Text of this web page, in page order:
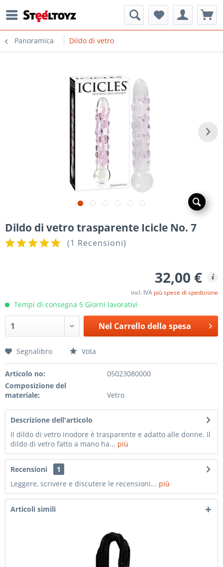
Panoramica Dildo di vetro
Dildo di vetro trasparente Icicle No. 7
(1 Recensioni)
32,00 €
incl. IVA più spese di spedizione
Tempi di consegna 5 Giorni lavorativi
Nel Carrello della spesa
Segnalibro Vota
Articolo no:
05023080000
Composizione del
materiale:
Vetro
Descrizione dell'articolo
Il dildo di vetro inodore è trasparente e adatto alle donne. Il
dildo di vetro fatto a mano ha... più
Recensioni
1
Leggere, scrivere e discutere le recensioni... più
Articoli simili